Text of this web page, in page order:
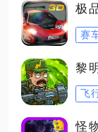
极
赛
黎
飞
怪